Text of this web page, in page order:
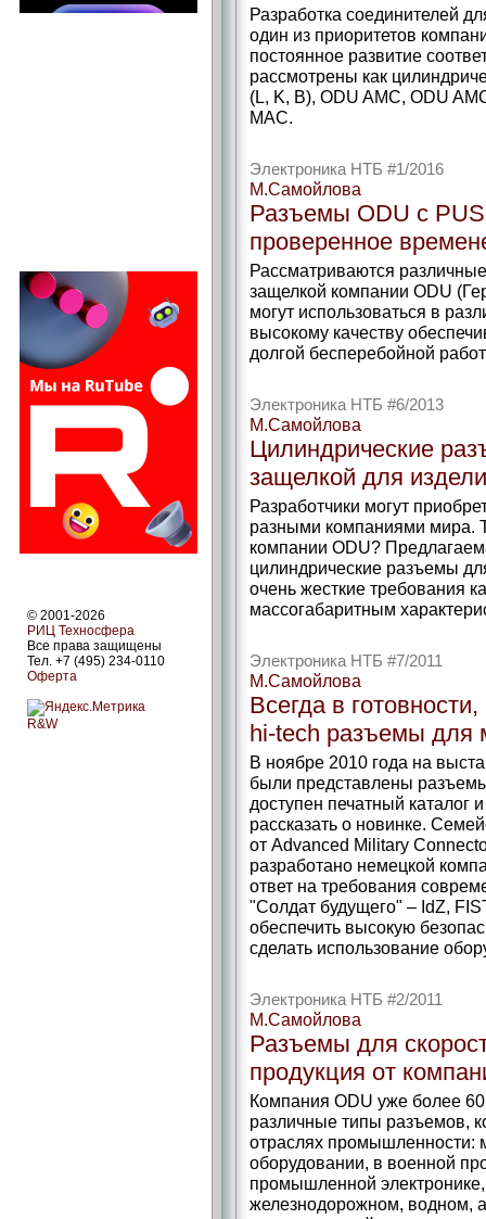
© 2001-2026
РИЦ Техносфера
Все права защищены
Тел. +7 (495) 234-0110
Оферта
R&W
Разработка соединителей
один из приоритетов
постоянное развитие
рассмотрены как
(L, K, B), ODU AMC, ODU
MAC.
Электроника НТБ #1/2016
М.Самойлова
Разъемы ODU с
проверенное
Рассматриваются
защелкой компании ODU
могут использоваться в
высокому качеству
долгой бесперебойной
Электроника НТБ #6/2013
М.Самойлова
Цилиндрические
защелкой для
Разработчики могут
разными компаниями мира.
компании ODU?
цилиндрические разъемы
очень жесткие требования
массогабаритным
Электроника НТБ #7/2011
М.Самойлова
Всегда в
hi-tech разъемы для
В ноябре 2010 года на
были представлены
доступен печатный
рассказать о новинке.
от Advanced Military
разработано немецкой
ответ на требования
"Солдат будущего" – IdZ,
обеспечить высокую
сделать использование
Электроника НТБ #2/2011
М.Самойлова
Разъемы для
продукция от
Компания ODU уже более 60
различные типы разъемов,
отраслях промышленности:
оборудовании, в военной
промышленной
железнодорожном, водном,